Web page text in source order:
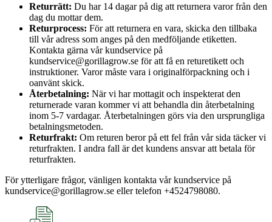
Returrätt: Du har 14 dagar på dig att returnera varor från den
dag du mottar dem.
Returprocess: För att returnera en vara, skicka den tillbaka
till vår adress som anges på den medföljande etiketten.
Kontakta gärna vår kundservice på
kundservice@gorillagrow.se för att få en returetikett och
instruktioner. Varor måste vara i originalförpackning och i
oanvänt skick.
Återbetalning: När vi har mottagit och inspekterat den
returnerade varan kommer vi att behandla din återbetalning
inom 5-7 vardagar. Återbetalningen görs via den ursprungliga
betalningsmetoden.
Returfrakt: Om returen beror på ett fel från vår sida täcker vi
returfrakten. I andra fall är det kundens ansvar att betala för
returfrakten.
För ytterligare frågor, vänligen kontakta vår kundservice på
kundservice@gorillagrow.se eller telefon +4524798080.